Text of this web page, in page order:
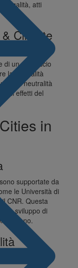
illegalità, atti
Climate
di un approccio
la neutralità
sulla neutralità
effetti del
in
supportate da
le Università di
CNR. Questa
lo sviluppo di
urbano.